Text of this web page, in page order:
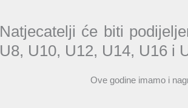
Natjecatelji će biti
U8, U10, U12, U14, U16 i
Ove godine imamo i